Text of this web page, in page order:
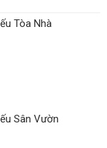
Tòa Nhà
Sân Vườn